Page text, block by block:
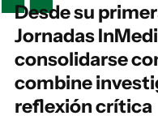
Desde su
Jornadas
consolidarse
combine
reflexión crítica